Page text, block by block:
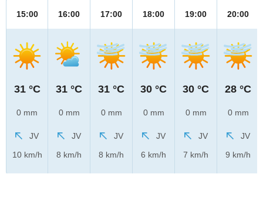
15:00
31 °C
0 mm
JV
10 km/h
16:00
31 °C
0 mm
JV
8 km/h
17:00
31 °C
0 mm
JV
8 km/h
18:00
30 °C
0 mm
JV
6 km/h
19:00
30 °C
0 mm
JV
7 km/h
20:00
28 °C
0 mm
JV
9 km/h